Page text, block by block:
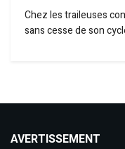
Chez les traileuses
sans cesse de son
AVERTISSEMENT